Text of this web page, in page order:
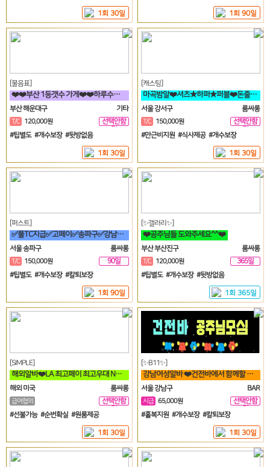
1회 30일 1회 90일
[물음표]
❤️❤️부산 1등갯수 가게❤️❤️하루수입 고수익 가능❤️❤️
부산 해운대구
기타
T/C 120,000원
선택안함
일
#팁별도 #개수보장 #뒷방없음
1회 30일
[캐스팅]
마곡밤알❤️셔츠★하퍼★퍼블❤️돈줄맞아보자★갯수보장★술강요NO★출퇴근자유
서울 강서구
룸싸롱
T/C 150,000원
선택안함
일
#만근비지원 #식사제공 #개수보장
1회 30일
[퍼스트]
✅풀TC지급✅고페이✅송파구✅강남구✅분당✅가락동✅역삼동✅논현
서울 송파구
룸싸롱
T/C 150,000원
90일
#팁별도 #개수보장 #칼퇴보장
1회 90일
[✨갤러리✨]
❤️공주님들 도와주세요^^❤️
부산 부산진구
룸싸롱
T/C 120,000원
365일
#팁별도 #개수보장 #뒷방없음
1회 365일
[SIMPLE]
해외알바❤️LA 최고페이 최고우대 No.1 가게에서 직원 모집합니다❤️
해외 미국
룸싸롱
급여협의
선택안함
일
#선불가능 #순번확실 #원룸제공
1회 30일
[✨B11✨]
강남여성알바 ❤️건전바에서 함께할 공주님들 모집합니다❤️
서울 강남구
BAR
시급 65,000원
선택안함
일
#홀복지원 #개수보장 #칼퇴보장
1회 30일